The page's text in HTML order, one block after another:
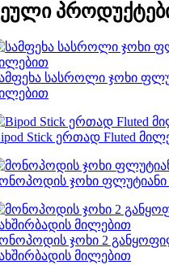
სასროლი ჯოხი
Stick ერთად Fluted
ჯოხი
ჯოხი 2
მილებით